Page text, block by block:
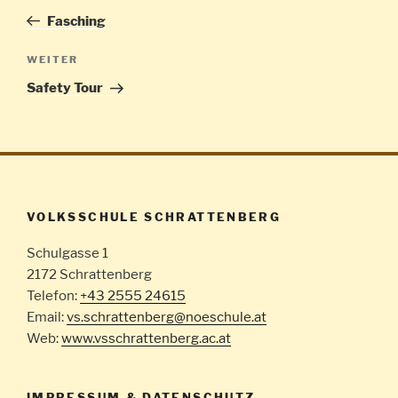
Beitrag
Fasching
Nächster
Beitrag
WEITER
Safety Tour
VOLKSSCHULE SCHRATTENBERG
Schulgasse 1
2172 Schrattenberg
Telefon: +43 2555 24615
Email:vs.schrattenberg@noeschule.at
Web:www.vsschrattenberg.ac.at